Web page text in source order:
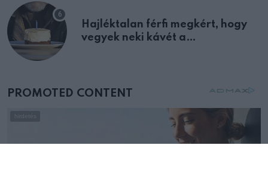
Hajléktalan férfi megkért, hogy
vegyek neki kávét a